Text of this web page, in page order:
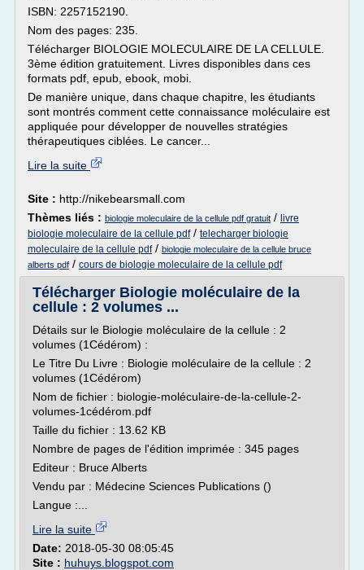
ISBN: 2257152190.
Nom des pages: 235.
Télécharger BIOLOGIE MOLECULAIRE DE LA CELLULE.
3ème édition gratuitement. Livres disponibles dans ces
formats pdf, epub, ebook, mobi.
De manière unique, dans chaque chapitre, les étudiants
sont montrés comment cette connaissance moléculaire est
appliquée pour développer de nouvelles stratégies
thérapeutiques ciblées. Le cancer...
Lire la suite
Site : http://nikebearsmall.com
Thèmes liés : biologie moleculaire de la cellule pdf gratuit / livre
biologie moleculaire de la cellule pdf/ telecharger biologie
moleculaire de la cellule pdf/ biologie moleculaire de la cellule bruce
alberts pdf / cours de biologie moleculaire de la cellule pdf
Télécharger Biologie moléculaire de la
cellule : 2 volumes ...
Détails sur le Biologie moléculaire de la cellule : 2
volumes (1Cédérom) :
Le Titre Du Livre : Biologie moléculaire de la cellule : 2
volumes (1Cédérom)
Nom de fichier : biologie-moléculaire-de-la-cellule-2-
volumes-1cédérom.pdf
Taille du fichier : 13.62 KB
Nombre de pages de l'édition imprimée : 345 pages
Editeur : Bruce Alberts
Vendu par : Médecine Sciences Publications ()
Langue :...
Lire la suite
Date: 2018-05-30 08:05:45
Site : huhuys.blogspot.com